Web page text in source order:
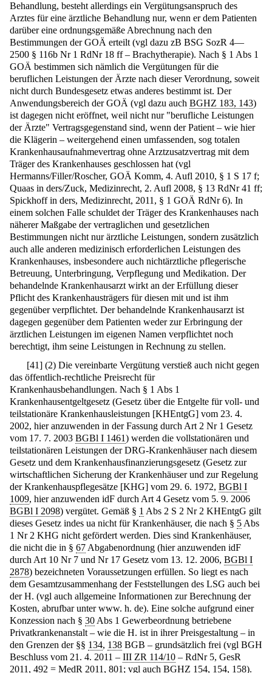
Behandlung, besteht allerdings ein Vergütungsanspruch des
Arztes für eine ärztliche Behandlung nur, wenn er dem Patienten
darüber eine ordnungsgemäße Abrechnung nach den
Bestimmungen der GOÄ erteilt (vgl dazu zB BSG SozR 4—
2500 § 116b Nr 1 RdNr 18 ff – Brachytherapie). Nach § 1 Abs 1
GOÄ bestimmen sich nämlich die Vergütungen für die
beruflichen Leistungen der Ärzte nach dieser Verordnung, soweit
nicht durch Bundesgesetz etwas anderes bestimmt ist. Der
Anwendungsbereich der GOÄ (vgl dazu auch BGHZ 183, 143)
ist dagegen nicht eröffnet, weil nicht nur "berufliche Leistungen
der Ärzte" Vertragsgegenstand sind, wenn der Patient – wie hier
die Klägerin – weitergehend einen umfassenden, sog totalen
Krankenhausaufnahmevertrag ohne Arztzusatzvertrag mit dem
Träger des Krankenhauses geschlossen hat (vgl
Hermanns/Filler/Roscher, GOÄ Komm, 4. Aufl 2010, § 1 S 17 f;
Quaas in ders/Zuck, Medizinrecht, 2. Aufl 2008, § 13 RdNr 41 ff;
Spickhoff in ders, Medizinrecht, 2011, § 1 GOÄ RdNr 6). In
einem solchen Falle schuldet der Träger des Krankenhauses nach
näherer Maßgabe der vertraglichen und gesetzlichen
Bestimmungen nicht nur ärztliche Leistungen, sondern zusätzlich
auch alle anderen medizinisch erforderlichen Leistungen des
Krankenhauses, insbesondere auch nichtärztliche pflegerische
Betreuung, Unterbringung, Verpflegung und Medikation. Der
behandelnde Krankenhausarzt wirkt an der Erfüllung dieser
Pflicht des Krankenhausträgers für diesen mit und ist ihm
gegenüber verpflichtet. Der behandelnde Krankenhausarzt ist
dagegen gegenüber dem Patienten weder zur Erbringung der
ärztlichen Leistungen im eigenen Namen verpflichtet noch
berechtigt, ihm seine Leistungen in Rechnung zu stellen.
[41] (2) Die vereinbarte Vergütung verstieß auch nicht gegen
das öffentlich-rechtliche Preisrecht für
Krankenhausbehandlungen. Nach § 1 Abs 1
Krankenhausentgeltgesetz (Gesetz über die Entgelte für voll- und
teilstationäre Krankenhausleistungen [KHEntgG] vom 23. 4.
2002, hier anzuwenden in der Fassung durch Art 2 Nr 1 Gesetz
vom 17. 7. 2003 BGBl I 1461) werden die vollstationären und
teilstationären Leistungen der DRG-Krankenhäuser nach diesem
Gesetz und dem Krankenhausfinanzierungsgesetz (Gesetz zur
wirtschaftlichen Sicherung der Krankenhäuser und zur Regelung
der Krankenhauspflegesätze [KHG] vom 29. 6. 1972, BGBl I
1009, hier anzuwenden idF durch Art 4 Gesetz vom 5. 9. 2006
BGBl I 2098) vergütet. Gemäß § 1 Abs 2 S 2 Nr 2 KHEntgG gilt
dieses Gesetz indes ua nicht für Krankenhäuser, die nach § 5 Abs
1 Nr 2 KHG nicht gefördert werden. Dies sind Krankenhäuser,
die nicht die in § 67 Abgabenordnung (hier anzuwenden idF
durch Art 10 Nr 7 und Nr 17 Gesetz vom 13. 12. 2006, BGBl I
2878) bezeichneten Voraussetzungen erfüllen. So liegt es nach
dem Gesamtzusammenhang der Feststellungen des LSG auch bei
der H. (vgl auch allgemeine Informationen zur Berechnung der
Kosten, abrufbar unter www. h. de). Eine solche aufgrund einer
Konzession nach § 30 Abs 1 Gewerbeordnung betriebene
Privatkrankenanstalt – wie die H. ist in ihrer Preisgestaltung – in
den Grenzen der §§ 134, 138 BGB – grundsätzlich frei (vgl BGH
Beschluss vom 21. 4. 2011 – III ZR 114/10 – RdNr 5, GesR
2011, 492 = MedR 2011, 801 ; vgl auch BGHZ 154, 154, 158).